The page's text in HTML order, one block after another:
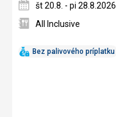
Bez palivového príplatku
št 20.8. - pi 28.8.2026
All Inclusive